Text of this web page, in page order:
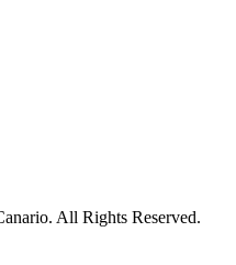
All Rights Reserved.